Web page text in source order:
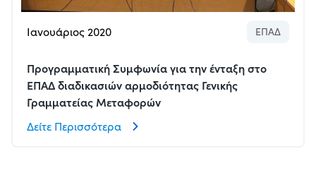
Ιανουάριος 2020 ΕΠΑΔ
Προγραμματική Συμφωνία για την ένταξη στο
ΕΠΑΔ διαδικασιών αρμοδιότητας Γενικής
Γραμματείας Μεταφορών
Δείτε Περισσότερα